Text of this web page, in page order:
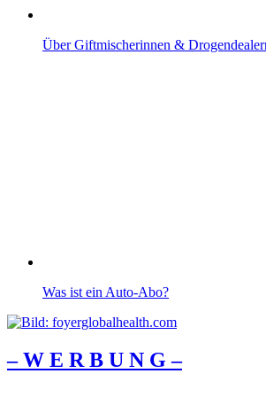
Über Giftmischerinnen &
Was ist ein Auto-Abo?
– W Ε R Β U Ν G –